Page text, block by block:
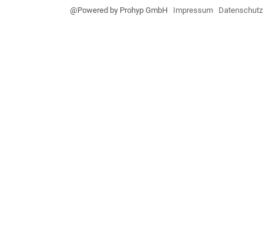
@Powered by Prohyp GmbH Impressum Datenschutz